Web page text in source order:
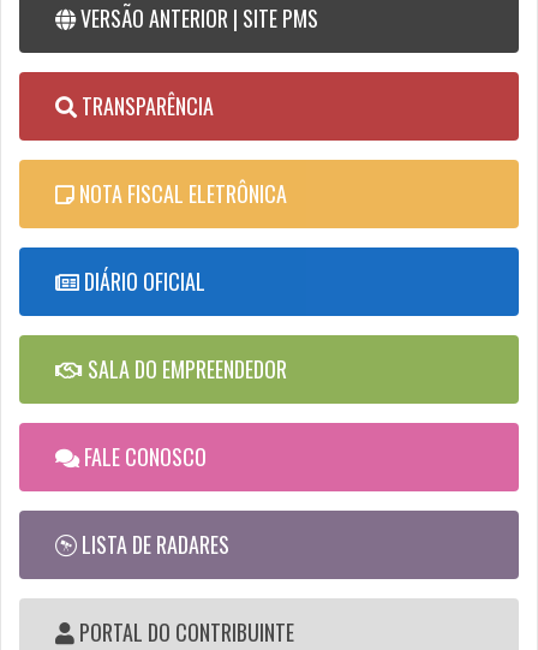
VERSÃO ANTERIOR | SITE PMS
TRANSPARÊNCIA
NOTA FISCAL ELETRÔNICA
DIÁRIO OFICIAL
SALA DO EMPREENDEDOR
FALE CONOSCO
LISTA DE RADARES
PORTAL DO CONTRIBUINTE